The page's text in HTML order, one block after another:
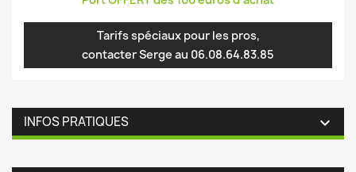
Tarifs spéciaux pour les pros,
contacter Serge au 06.08.64.83.85
INFOS PRATIQUES 